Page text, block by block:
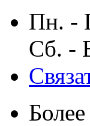
Пн. -
Сб. -